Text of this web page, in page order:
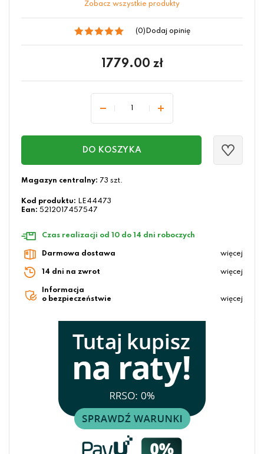
Zobacz wszystkie produkty
(0) Dodaj opinię
1779.00 zł
DO KOSZYKA
Magazyn centralny: 73 szt.
Kod produktu: LE44473
Ean: 5212017457547
Czas realizacji od 10 do 14 dni roboczych
Darmowa dostawa więcej
14 dni na zwrot więcej
Informacja
o bezpieczeństwie
więcej